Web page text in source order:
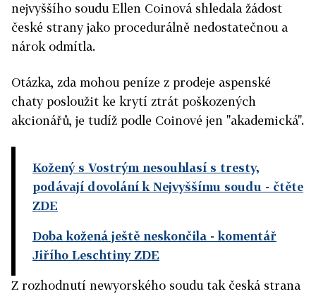
nejvyššího soudu Ellen Coinová shledala žádost
české strany jako procedurálně nedostatečnou a
nárok odmítla.
Otázka, zda mohou peníze z prodeje aspenské
chaty posloužit ke krytí ztrát poškozených
akcionářů, je tudíž podle Coinové jen "akademická".
Kožený s Vostrým nesouhlasí s tresty,
podávají dovolání k Nejvyššímu soudu - čtěte
ZDE
Doba kožená ještě neskončila - komentář
Jiřího Leschtiny ZDE
Z rozhodnutí newyorského soudu tak česká strana